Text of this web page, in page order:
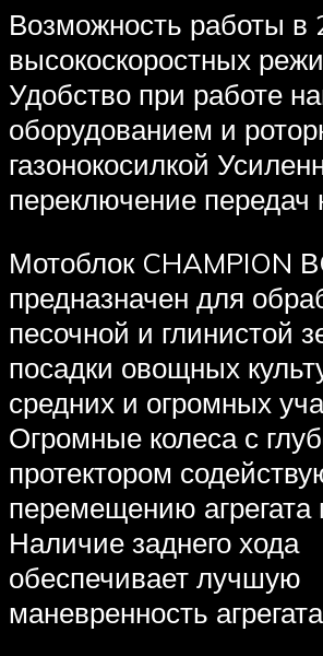
Возможность работы в
высокоскоростных
Удобство при работе
оборудованием и
газонокосилкой
переключение передач
Мотоблок CHAMPION
предназначен для
песочной и глинистой
посадки овощных
средних и огромных
Огромные колеса с
протектором
перемещению агрегата
Наличие заднего хода
обеспечивает лучшую
маневренность